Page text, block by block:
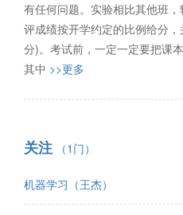
有任何问题。实验相比其他班
评成绩按开学约定的比例给分
分)。考试前，一定一定要把课
其中 >>更多
关注 （1门）
机器学习（王杰）